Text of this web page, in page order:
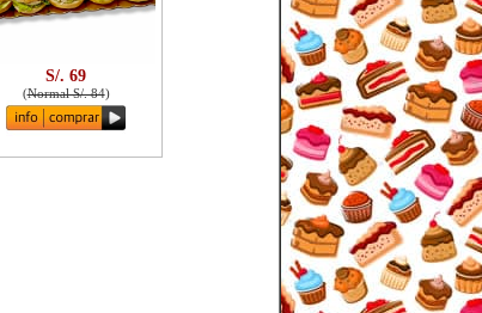
S/. 69
(Normal S/. 84)